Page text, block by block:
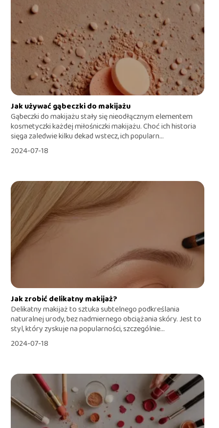
Jak używać gąbeczki do makijażu
Gąbeczki do makijażu stały się nieodłącznym elementem
kosmetyczki każdej miłośniczki makijażu. Choć ich historia
sięga zaledwie kilku dekad wstecz, ich popularn...
2024-07-18
Jak zrobić delikatny makijaż?
Delikatny makijaż to sztuka subtelnego podkreślania
naturalnej urody, bez nadmiernego obciążania skóry. Jest to
styl, który zyskuje na popularności, szczególnie...
2024-07-18